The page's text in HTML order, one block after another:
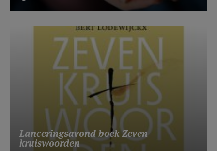
Lanceringsavond boek Zeven
kruiswoorden